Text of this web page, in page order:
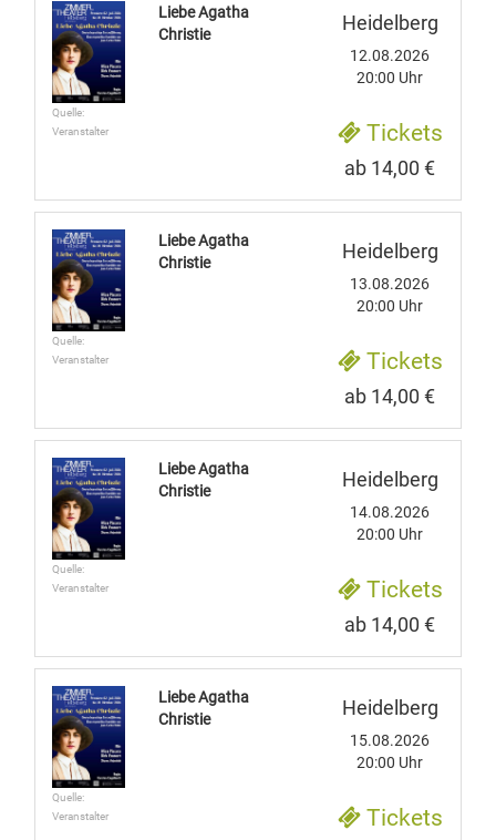
Quelle:
Veranstalter
Liebe Agatha
Christie
Heidelberg
12.08.2026
20:00 Uhr
Tickets
ab 14,00 €
Quelle:
Veranstalter
Liebe Agatha
Christie
Heidelberg
13.08.2026
20:00 Uhr
Tickets
ab 14,00 €
Quelle:
Veranstalter
Liebe Agatha
Christie
Heidelberg
14.08.2026
20:00 Uhr
Tickets
ab 14,00 €
Quelle:
Veranstalter
Liebe Agatha
Christie
Heidelberg
15.08.2026
20:00 Uhr
Tickets